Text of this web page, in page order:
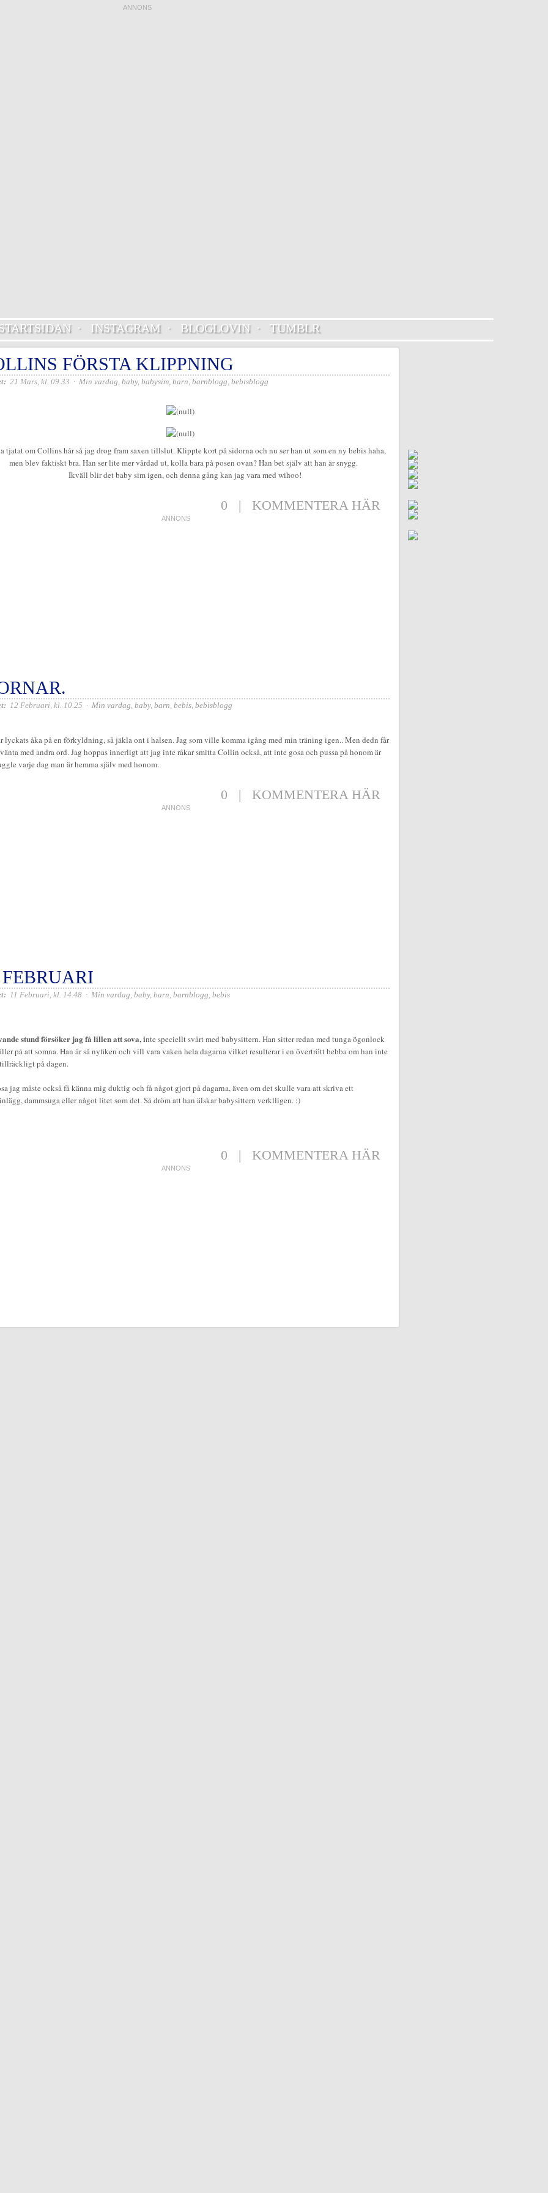
STARTSIDAN· INSTAGRAM· BLOGLOVIN· TUMBLR
FÖRSTA KLIPPNING
21 Mars, kl. 09.33 · Min vardag, baby, babysim, barn, barnblogg, bebisblogg
tjatat om Collins hår så jag drog fram saxen tillslut. Klippte kort på sidorna och nu ser han ut som en ny bebis haha,
men blev faktiskt bra. Han ser lite mer vårdad ut, kolla bara på posen ovan? Han bet själv att han är snygg.
Ikväll blir det baby sim igen, och denna gång kan jag vara med wihoo!
0 | KOMMENTERA HÄR
12 Februari, kl. 10.25 · Min vardag, baby, barn, bebis, bebisblogg
lyckats åka på en förkyldning, så jäkla ont i halsen. Jag som ville komma igång med min träning igen.. Men dedn får
med andra ord. Jag hoppas innerligt att jag inte råkar smitta Collin också, att inte gosa och pussa på honom är
varje dag man är hemma själv med honom.
0 | KOMMENTERA HÄR
FEBRUARI
11 Februari, kl. 14.48 · Min vardag, baby, barn, barnblogg, bebis
stund försöker jag få lillen att sova, inte speciellt svårt med babysittern. Han sitter redan med tunga ögonlock
på att somna. Han är så nyfiken och vill vara vaken hela dagarna vilket resulterar i en övertrött bebba om han inte
på dagen.
jag måste också få känna mig duktig och få något gjort på dagarna, även om det skulle vara att skriva ett
dammsuga eller något litet som det. Så dröm att han älskar babysittern verklligen. :)
0 | KOMMENTERA HÄR